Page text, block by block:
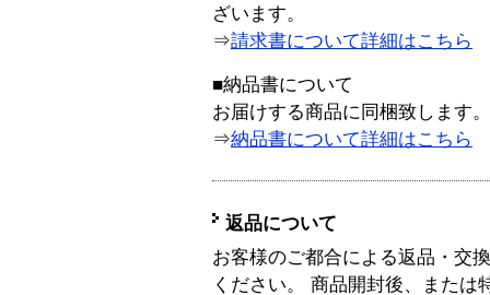
ざいます。
⇒請求書について詳細はこちら
■納品書について
お届けする商品に同梱致します。
⇒納品書について詳細はこちら
返品について
お客様のご都合による返品・交
ください。 商品開封後、または